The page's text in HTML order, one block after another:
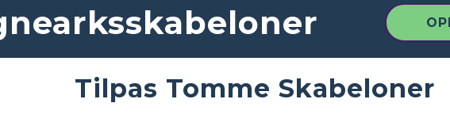
Tilpas Tomme Skabeloner